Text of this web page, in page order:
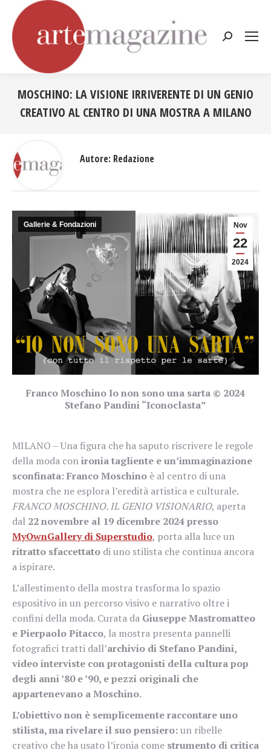
Cerca:
MOSCHINO: LA VISIONE IRRIVERENTE DI UN GENIO
CREATIVO AL CENTRO DI UNA MOSTRA A MILANO
Nov
22
2024
Gallerie & Fondazioni
Franco Moschino Io non sono una sarta © 2024
Stefano Pandini “Iconoclasta”
MILANO – Una figura che ha saputo riscrivere le regole
della moda conironia tagliente e un’immaginazione
sconfinata: Franco Moschino è al centro di una
mostra che ne esplora l’eredità artistica e culturale.
FRANCO MOSCHINO. IL GENIO VISIONARIO, aperta
dal 22 novembre al 19 dicembre 2024 presso
MyOwnGallery di Superstudio, porta alla luce un
ritratto sfaccettato di uno stilista che continua ancora
a ispirare.
L’allestimento della mostra trasforma lo spazio
espositivo in un percorso visivo e narrativo oltre i
confini della moda. Curata da Giuseppe Mastromatteo
e Pierpaolo Pitacco, la mostra presenta pannelli
fotografici tratti dall’archivio di Stefano Pandini,
video interviste con protagonisti della cultura pop
degli anni ’80 e ’90, e pezzi originali che
appartenevano a Moschino.
L’obiettivo non è semplicemente raccontare uno
stilista, ma rivelare il suo pensiero:un ribelle
creativo che ha usato l’ironia come strumento di critica
Autore: Redazione